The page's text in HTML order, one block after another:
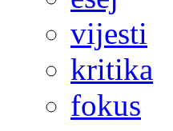
vijesti
kritika
fokus